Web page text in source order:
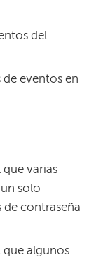
del
eventos en
varias
solo
de contraseña
que algunos